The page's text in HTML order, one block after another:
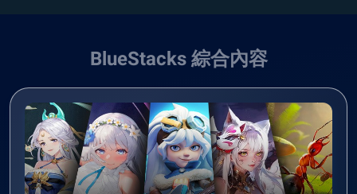
BlueStacks 綜合內容